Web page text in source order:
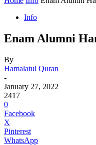
Info
Enam Alumni
By
Hamalatul Quran
-
January 27, 2022
2417
0
Facebook
X
Pinterest
WhatsApp